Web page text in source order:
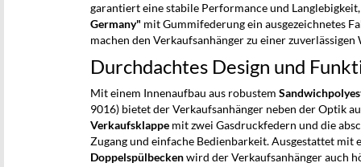
garantiert eine stabile Performance und
Germany" mit Gummifederung ein ausgezeichnetes
machen den Verkaufsanhänger zu einer
Durchdachtes Design und
Mit einem Innenaufbau aus robustem
9016) bietet der Verkaufsanhänger neben der Optik
Verkaufsklappe mit zwei Gasdruckfedern und die
Zugang und einfache Bedienbarkeit. Ausgestattet mit
Doppelspülbeckenwird der Verkaufsanhänger auch